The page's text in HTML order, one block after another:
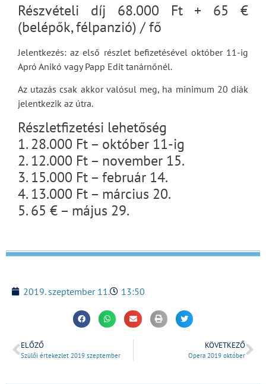
Részvételi díj 68.000 Ft + 65 €
(belépők, félpanzió) / fő
Jelentkezés: az első részlet befizetésével október 11-ig
Apró Anikó vagy Papp Edit tanárnőnél.
Az utazás csak akkor valósul meg, ha minimum 20 diák
jelentkezik az útra.
Részletfizetési lehetőség
1. 28.000 Ft – október 11-ig
2. 12.000 Ft – november 15.
3. 15.000 Ft – február 14.
4. 13.000 Ft – március 20.
5. 65 € – május 29.
2019. szeptember 11. 13:50
ELŐZŐ
Szülői értekezlet 2019 szeptember
KÖVETKEZŐ
Opera 2019 október